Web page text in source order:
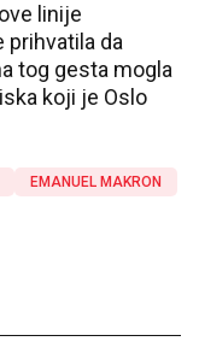
linije
prihvatila da
tog gesta mogla
koji je Oslo
EMANUEL MAKRON